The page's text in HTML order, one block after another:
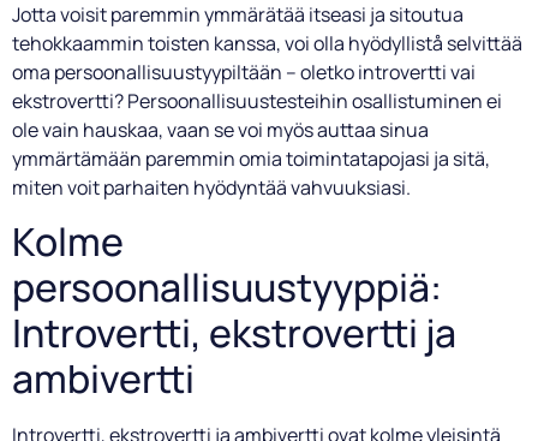
Jotta voisit paremmin ymmärätää itseasi ja sitoutua
tehokkaammin toisten kanssa, voi olla hyödyllistå selvittää
oma persoonallisuustyypiltään – oletko introvertti vai
ekstrovertti? Persoonallisuustesteihin osallistuminen ei
ole vain hauskaa, vaan se voi myös auttaa sinua
ymmärtämään paremmin omia toimintatapojasi ja sitä,
miten voit parhaiten hyödyntää vahvuuksiasi.
Kolme
persoonallisuustyyppiä:
Introvertti, ekstrovertti ja
ambivertti
Introvertti, ekstrovertti ja ambivertti ovat kolme yleisintä